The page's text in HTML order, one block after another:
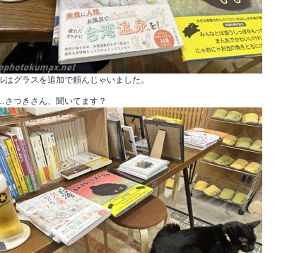
はグラスを追加で頼んじゃいました。
さつきさん、聞いてます？